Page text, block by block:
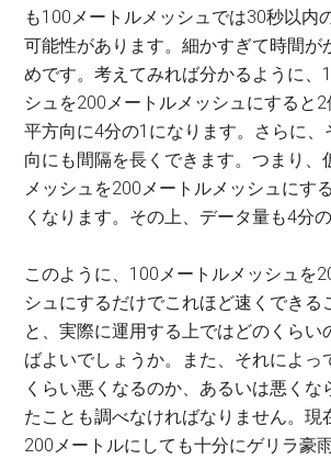
も100メートルメッシュでは30秒以内
可能性があります。細かすぎて時間が
めです。考えてみれば分かるように、
シュを200メートルメッシュにすると
平方向に4分の1になります。さらに
向にも間隔を長くできます。つまり、
メッシュを200メートルメッシュにす
くなります。その上、データ量も4分
このように、100メートルメッシュを
シュにするだけでこれほど速くできる
と、実際に運用する上ではどのくらい
ばよいでしょうか。また、それによっ
くらい悪くなるのか、あるいは悪くな
たことも調べなければなりません。現
200メートルにしても十分にゲリラ豪